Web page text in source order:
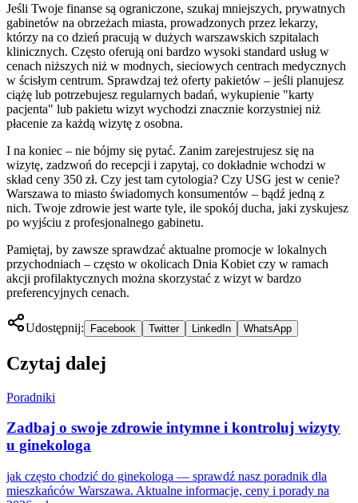
Jeśli Twoje finanse są ograniczone, szukaj mniejszych, prywatnych
gabinetów na obrzeżach miasta, prowadzonych przez lekarzy,
którzy na co dzień pracują w dużych warszawskich szpitalach
klinicznych. Często oferują oni bardzo wysoki standard usług w
cenach niższych niż w modnych, sieciowych centrach medycznych
w ścisłym centrum. Sprawdzaj też oferty pakietów – jeśli planujesz
ciążę lub potrzebujesz regularnych badań, wykupienie "karty
pacjenta" lub pakietu wizyt wychodzi znacznie korzystniej niż
płacenie za każdą wizytę z osobna.
I na koniec – nie bójmy się pytać. Zanim zarejestrujesz się na
wizytę, zadzwoń do recepcji i zapytaj, co dokładnie wchodzi w
skład ceny 350 zł. Czy jest tam cytologia? Czy USG jest w cenie?
Warszawa to miasto świadomych konsumentów – bądź jedną z
nich. Twoje zdrowie jest warte tyle, ile spokój ducha, jaki zyskujesz
po wyjściu z profesjonalnego gabinetu.
Pamiętaj, by zawsze sprawdzać aktualne promocje w lokalnych
przychodniach – często w okolicach Dnia Kobiet czy w ramach
akcji profilaktycznych można skorzystać z wizyt w bardzo
preferencyjnych cenach.
Udostępnij: Facebook Twitter LinkedIn WhatsApp
Czytaj dalej
Poradniki
Zadbaj o swoje zdrowie intymne i kontroluj wizyty
u ginekologa
jak często chodzić do ginekologa — sprawdź nasz poradnik dla
mieszkańców Warszawa. Aktualne informacje, ceny i porady na